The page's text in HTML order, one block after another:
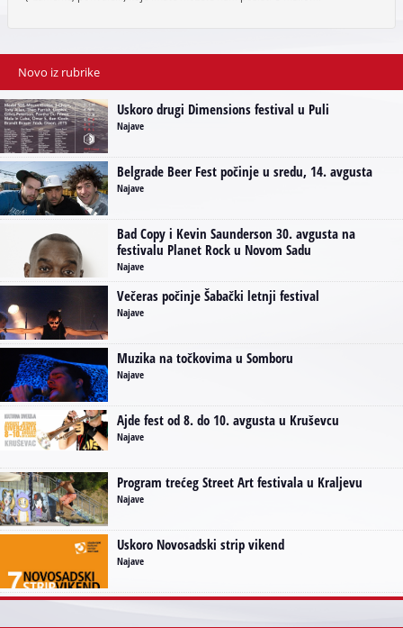
Novo iz rubrike
Uskoro drugi Dimensions festival u Puli
Najave
Belgrade Beer Fest počinje u sredu, 14. avgusta
Najave
Bad Copy i Kevin Saunderson 30. avgusta na
festivalu Planet Rock u Novom Sadu
Najave
Večeras počinje Šabački letnji festival
Najave
Muzika na točkovima u Somboru
Najave
Ajde fest od 8. do 10. avgusta u Kruševcu
Najave
Program trećeg Street Art festivala u Kraljevu
Najave
Uskoro Novosadski strip vikend
Najave